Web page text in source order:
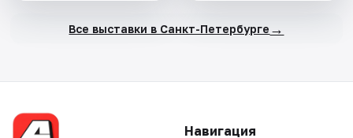
Все выставки в Санкт-Петербурге →
Навигация